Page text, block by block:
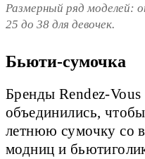
Размерный ряд моделей:
25 до 38 для девочек.
Бьюти-сумочка
Бренды Rendez-
объединились,
летнюю сумочку со
модниц и